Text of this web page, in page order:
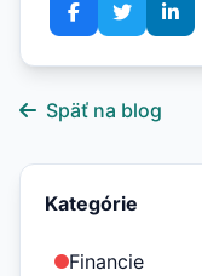
Späť na blog
Kategórie
Financie